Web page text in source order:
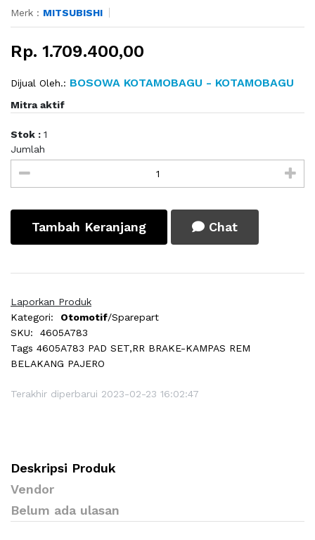
Merk : MITSUBISHI
Rp. 1.709.400,00
Dijual Oleh.: BOSOWA KOTAMOBAGU - KOTAMOBAGU
Mitra aktif
Stok : 1
Jumlah
Tambah Keranjang Chat
Laporkan Produk
Kategori:
Otomotif/Sparepart
SKU:
4605A783
Tags 4605A783 PAD SET,RR BRAKE-KAMPAS REM
BELAKANG PAJERO
Terakhir diperbarui 2023-02-23 16:02:47
Deskripsi Produk
Vendor
Belum ada ulasan